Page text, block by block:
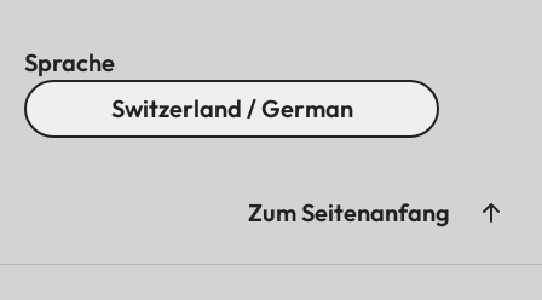
Sprache
Switzerland / German
Zum Seitenanfang